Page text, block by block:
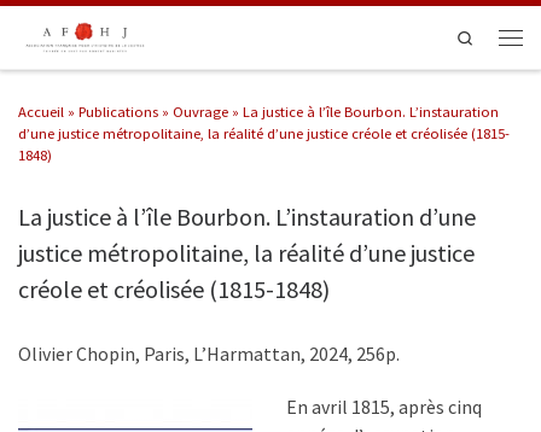
Passer au contenu
Search
Accueil » Publications » Ouvrage » La justice à l’île Bourbon. L’instauration
d’une justice métropolitaine, la réalité d’une justice créole et créolisée (1815-
1848)
La justice à l’île Bourbon. L’instauration d’une
justice métropolitaine, la réalité d’une justice
créole et créolisée (1815-1848)
Olivier Chopin, Paris, L’Harmattan, 2024, 256p.
En avril 1815, après cinq